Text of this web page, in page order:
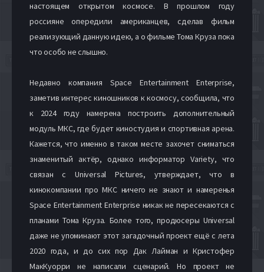
настоящем открытом космосе. В прошлом году
россияне опередили американцев, сделав фильм
реализующий данную идею, а о фильме Тома Круза пока
что особо не слышно.
Недавно компания Space Entertainment Enterprise,
заметив интерес киношников к космосу, сообщила, что
к 2024 году намерена построить дополнительный
модуль МКС, где будет киностудия и спортивная арена.
Кажется, что именно в таком месте захочет сниматься
знаменитый актёр, однако информатор Variety, что
связан с Universal Pictures, утверждает, что в
кинокомпании про МКС ничего не знают и намеренья
Space Entertainment Enterprise никак не пересекаются с
планами Тома Круза. Более того, продюсеры Universal
даже не упоминают этот загадочный проект ещё с лета
2020 года, и до сих пор Дак Лайман и Кристофер
МакКуорри не написали сценарий. Но проект не